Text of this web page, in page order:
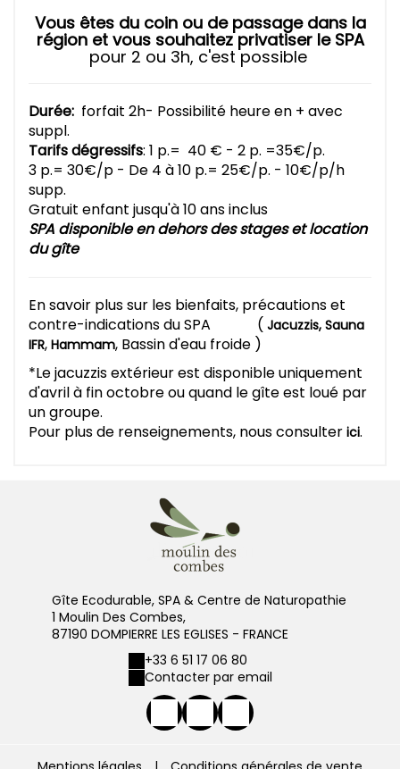
Vous êtes du coin ou de passage dans la
région et vous souhaitez privatiser le SPA
pour 2 ou 3h, c'est possible
Durée: forfait 2h- Possibilité heure en + avec
suppl.
Tarifs dégressifs: 1 p.= 40 € - 2 p. =35€/p.
3 p.= 30€/p - De 4 à 10 p.= 25€/p. - 10€/p/h
supp.
Gratuit enfant jusqu'à 10 ans inclus
SPA disponible en dehors des stages et location
du gîte
En savoir plus sur les bienfaits, précautions et
contre-indications du SPA ( Jacuzzis, Sauna
IFR, Hammam, Bassin d'eau froide )
*Le jacuzzis extérieur est disponible uniquement
d'avril à fin octobre ou quand le gîte est loué par
un groupe.
Pour plus de renseignements, nous consulter ici.
Gîte Ecodurable, SPA & Centre de Naturopathie
1 Moulin Des Combes,
87190 DOMPIERRE LES EGLISES - FRANCE
+33 6 51 17 06 80
Contacter par email